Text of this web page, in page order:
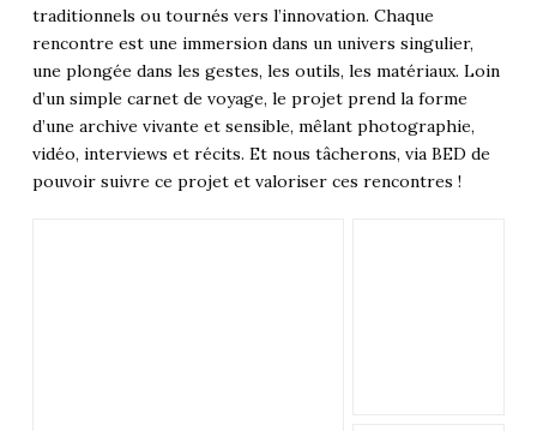
traditionnels ou tournés vers l’innovation. Chaque
rencontre est une immersion dans un univers singulier,
une plongée dans les gestes, les outils, les matériaux. Loin
d’un simple carnet de voyage, le projet prend la forme
d’une archive vivante et sensible, mêlant photographie,
vidéo, interviews et récits. Et nous tâcherons, via BED de
pouvoir suivre ce projet et valoriser ces rencontres !